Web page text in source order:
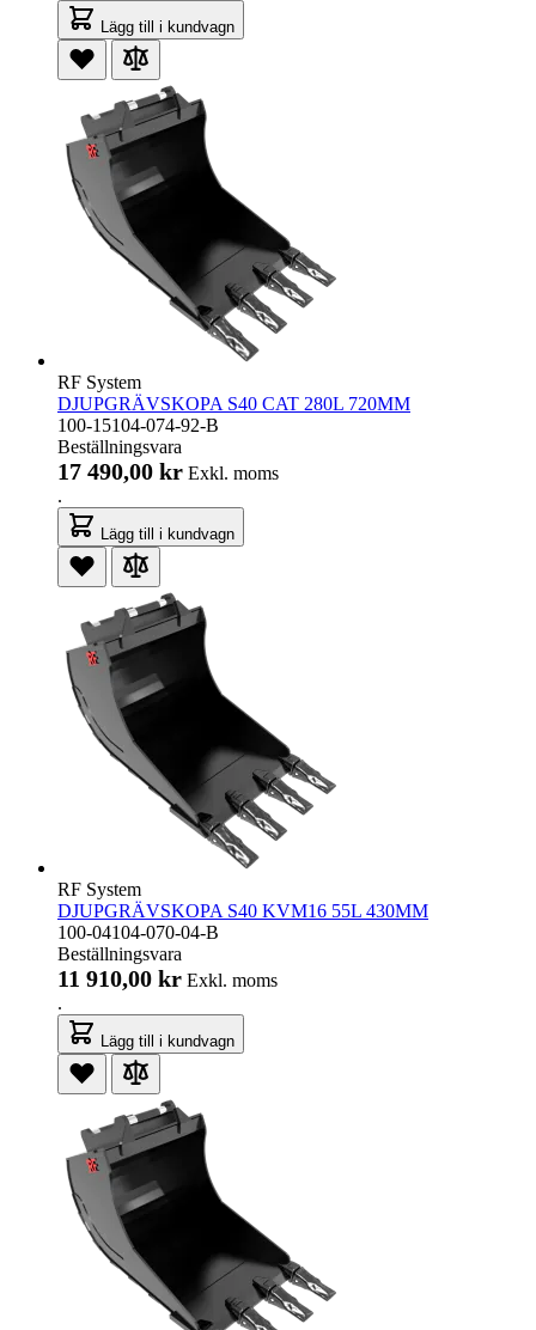
Lägg till i kundvagn
RF System
DJUPGRÄVSKOPA S40 CAT 280L 720MM
100-15104-074-92-B
Beställningsvara
17 490,00 kr Exkl. moms
.
Lägg till i kundvagn
RF System
DJUPGRÄVSKOPA S40 KVM16 55L 430MM
100-04104-070-04-B
Beställningsvara
11 910,00 kr Exkl. moms
.
Lägg till i kundvagn